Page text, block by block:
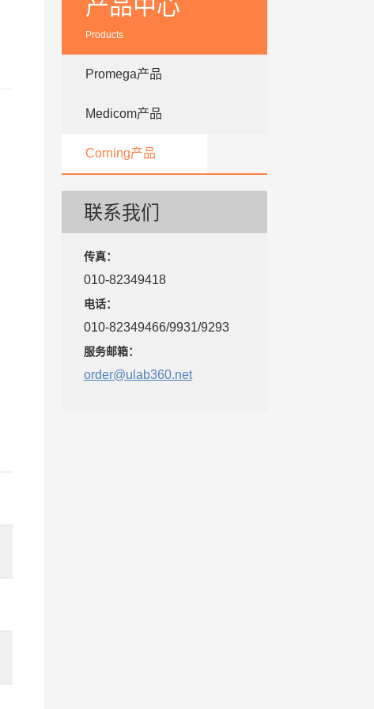
产品中心
Products
Promega产品
Medicom产品
Corning产品
联系我们
传真：
010-82349418
电话：
010-82349466/9931/9293
服务邮箱：
order@ulab360.net